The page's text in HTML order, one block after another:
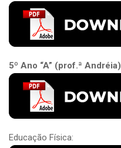
5º Ano “A” (prof.ª Andréia)
Educação Física: